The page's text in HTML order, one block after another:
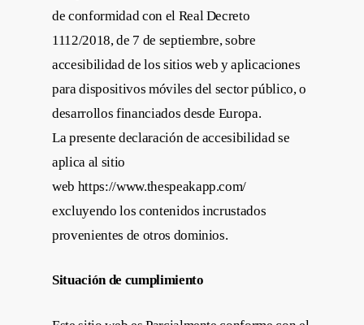
de conformidad con el Real Decreto
1112/2018, de 7 de septiembre, sobre
accesibilidad de los sitios web y aplicaciones
para dispositivos móviles del sector público, o
desarrollos financiados desde Europa.
La presente declaración de accesibilidad se
aplica al sitio
web https://www.thespeakapp.com/
excluyendo los contenidos incrustados
provenientes de otros dominios.
Situación de cumplimiento